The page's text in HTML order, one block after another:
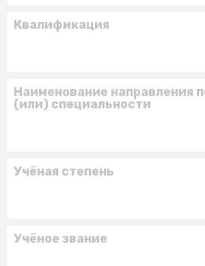
Квалификация
Наименование направления
(или) специальности
Учёная степень
Учёное звание